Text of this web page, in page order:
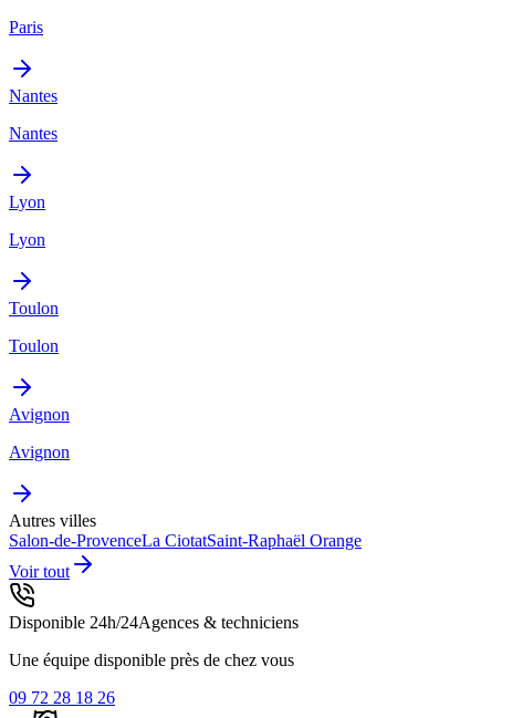
Paris
Nantes
Nantes
Lyon
Lyon
Toulon
Toulon
Avignon
Avignon
Autres villes
Salon-de-ProvenceLa CiotatSaint-Raphaël Orange
Voir tout
Disponible 24h/24Agences & techniciens
Une équipe disponible près de chez vous
09 72 28 18 26